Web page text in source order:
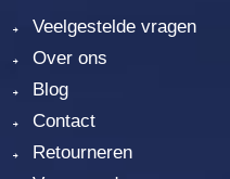
Veelgestelde vragen
Over ons
Blog
Contact
Retourneren